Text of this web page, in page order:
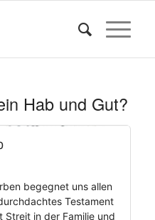
Hab und Gut?
begegnet uns allen
Testament
in der Familie und